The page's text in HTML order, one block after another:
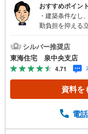
おすすめポイント
・建築条件なし
勤負担を抑える
り・始発利用可
境》・ヤマザ
分・向陽台中学
《ご予約・ご案
どの早朝・夜
て、ご対応さ
約1時間お家の
シルバー推奨店
東海住宅 泉中央支店
4.71
資料を
電